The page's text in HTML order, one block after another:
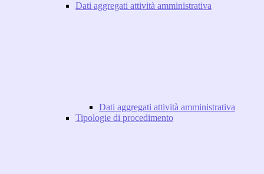
Dati aggregati attività amministrativa
Dati aggregati attività amministrativa
Tipologie di procedimento